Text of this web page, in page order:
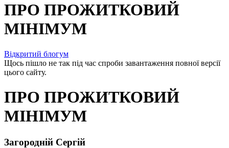
ПРО ПРОЖИТКОВИЙ
МІНІМУМ
Відкритий блогум
Щось пішло не так під час спроби завантаження повної версії
цього сайту.
ПРО ПРОЖИТКОВИЙ
МІНІМУМ
Загородній Сергій